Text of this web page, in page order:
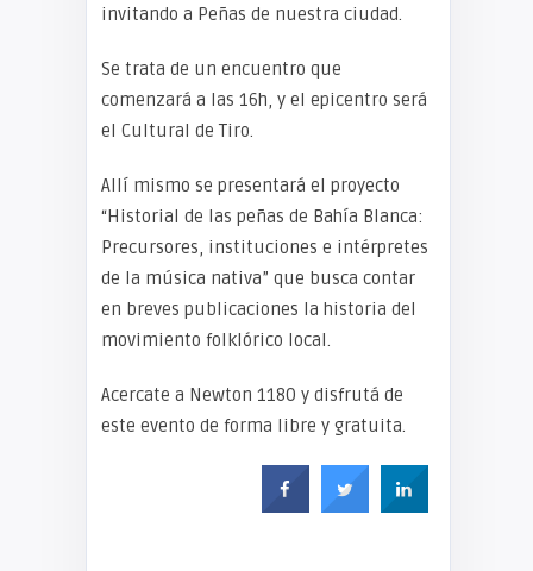
invitando a Peñas de nuestra ciudad.
Se trata de un encuentro que
comenzará a las 16h, y el epicentro será
el Cultural de Tiro.
Allí mismo se presentará el proyecto
“Historial de las peñas de Bahía Blanca:
Precursores, instituciones e intérpretes
de la música nativa” que busca contar
en breves publicaciones la historia del
movimiento folklórico local.
Acercate a Newton 1180 y disfrutá de
este evento de forma libre y gratuita.